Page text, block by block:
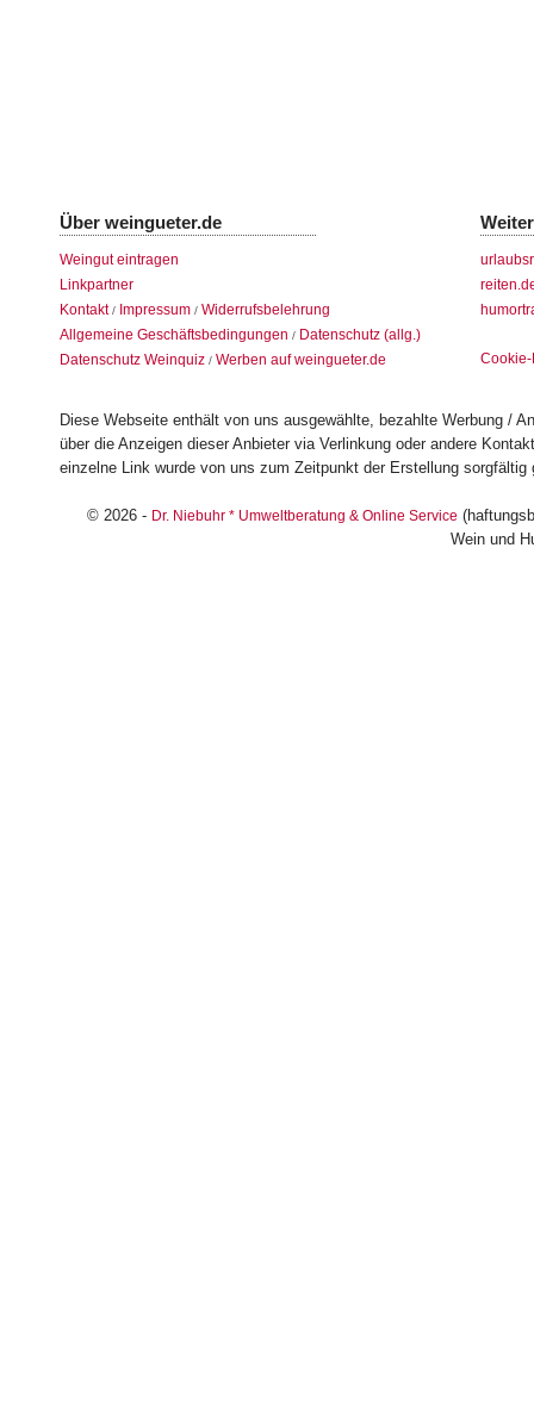
Über weingueter.de
Weingut eintragen
Linkpartner
Kontakt/ Impressum / Widerrufsbelehrung
Allgemeine Geschäftsbedingungen / Datenschutz (allg.)
Datenschutz Weinquiz / Werben auf weingueter.de
Diese Webseite enthält von uns ausgewählte, bezahlte Werbung /
über die Anzeigen dieser Anbieter via Verlinkung oder andere
einzelne Link wurde von uns zum Zeitpunkt der Erstellung sorgfältig
© 2026 - Dr. Niebuhr * Umweltberatung & Online Service
Wein und